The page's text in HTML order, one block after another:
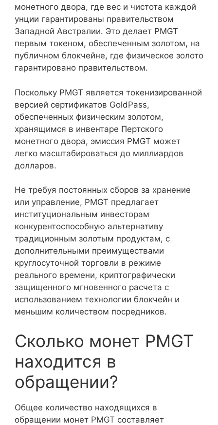
монетного двора, где вес и чистота каждой
унции гарантированы правительством
Западной Австралии. Это делает PMGT
первым токеном, обеспеченным золотом, на
публичном блокчейне, где физическое золото
гарантировано правительством.
Поскольку PMGT является токенизированной
версией сертификатов GoldPass,
обеспеченных физическим золотом,
хранящимся в инвентаре Пертского
монетного двора, эмиссия PMGT может
легко масштабироваться до миллиардов
долларов.
Не требуя постоянных сборов за хранение
или управление, PMGT предлагает
институциональным инвесторам
конкурентоспособную альтернативу
традиционным золотым продуктам, с
дополнительными преимуществами
круглосуточной торговли в режиме
реального времени, криптографически
защищенного мгновенного расчета с
использованием технологии блокчейн и
меньшим количеством посредников.
Сколько монет PMGT
находится в
обращении?
Общее количество находящихся в
обращении монет PMGT составляет